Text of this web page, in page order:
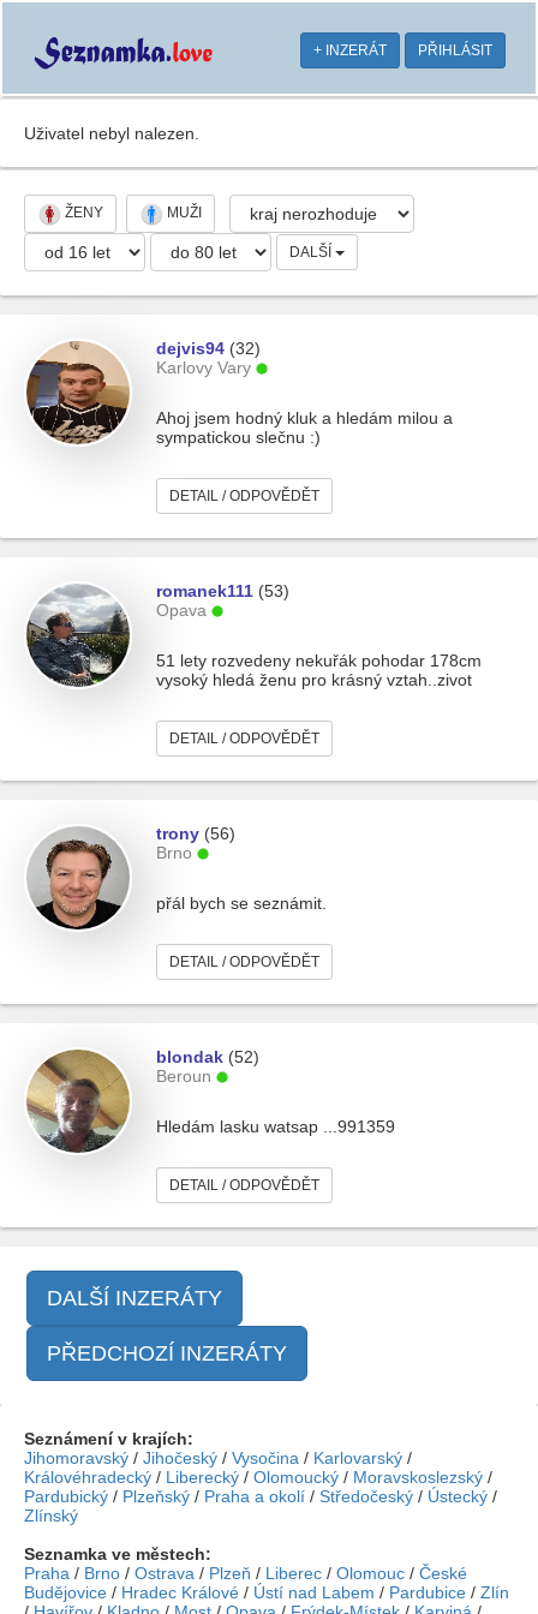
+ INZERÁT PŘIHLÁSIT
Uživatel nebyl nalezen.
ŽENY MUŽI
DALŠÍ
dejvis94 (32)
Karlovy Vary
Ahoj jsem hodný kluk a hledám milou a
sympatickou slečnu :)
DETAIL / ODPOVĚDĚT
romanek111 (53)
Opava
51 lety rozvedeny nekuřák pohodar 178cm
vysoký hledá ženu pro krásný vztah..zivot
DETAIL / ODPOVĚDĚT
trony (56)
Brno
přál bych se seznámit.
DETAIL / ODPOVĚDĚT
blondak (52)
Beroun
Hledám lasku watsap ...991359
DETAIL / ODPOVĚDĚT
DALŠÍ INZERÁTY
PŘEDCHOZÍ INZERÁTY
Seznámení v krajích:
Jihomoravský / Jihočeský / Vysočina / Karlovarský /
Královéhradecký / Liberecký / Olomoucký / Moravskoslezský /
Pardubický / Plzeňský / Praha a okolí / Středočeský / Ústecký /
Zlínský
Seznamka ve městech:
Praha / Brno / Ostrava / Plzeň / Liberec / Olomouc / České
Budějovice / Hradec Králové / Ústí nad Labem / Pardubice / Zlín